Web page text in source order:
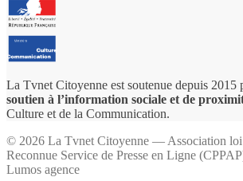
La Tvnet Citoyenne est soutenue depuis 2015
soutien à l’information sociale et de
Culture et de la Communication.
© 2026 La Tvnet Citoyenne — Association loi
Reconnue Service de Presse en Ligne
Lumos agence